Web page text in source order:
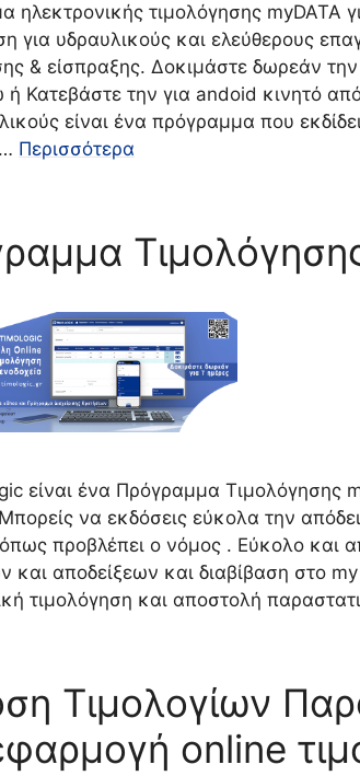
ηλεκτρονικής τιμολόγησης myDATA
για υδραυλικούς και ελεύθερους
& είσπραξης. Δοκιμάστε δωρεάν
ή Κατεβάστε την για andoid κινητό
είναι ένα πρόγραμμα που
Περισσότερα
είναι ένα Πρόγραμμα Tιμολόγησης
να εκδόσεις εύκολα την
προβλέπει ο νόμος . Εύκολο και
και αποδείξεων και διαβίβαση στο
τιμολόγηση και αποστολή
Τιμολογίων
online